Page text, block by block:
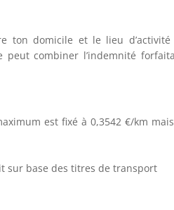
ton domicile et le lieu
combiner l’indemnité
est fixé à 0,3542 €/km
sur base des titres de transport